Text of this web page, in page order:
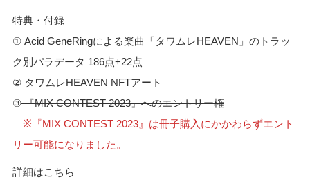
特典・付録
① Acid GeneRingによる楽曲「タワムレHEAVEN」のトラッ
ク別パラデータ 186点+22点
② タワムレHEAVEN NFTアート
③『MIX CONTEST 2023』へのエントリー権
※『MIX CONTEST 2023』は冊子購入にかかわらずエント
リー可能になりました。
詳細はこちら